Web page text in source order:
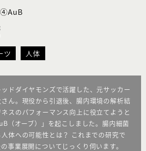
④AuB
ツ 人体
ドダイヤモンズで活躍した、元サッカー
ん。現役から引退後、腸内環境の解析結
スのパフォーマンス向上に役立てようと
（オーブ）」を起こしました。腸内細菌
体への可能性とは？ これまでの研究で
事業展開についてじっくり伺います。